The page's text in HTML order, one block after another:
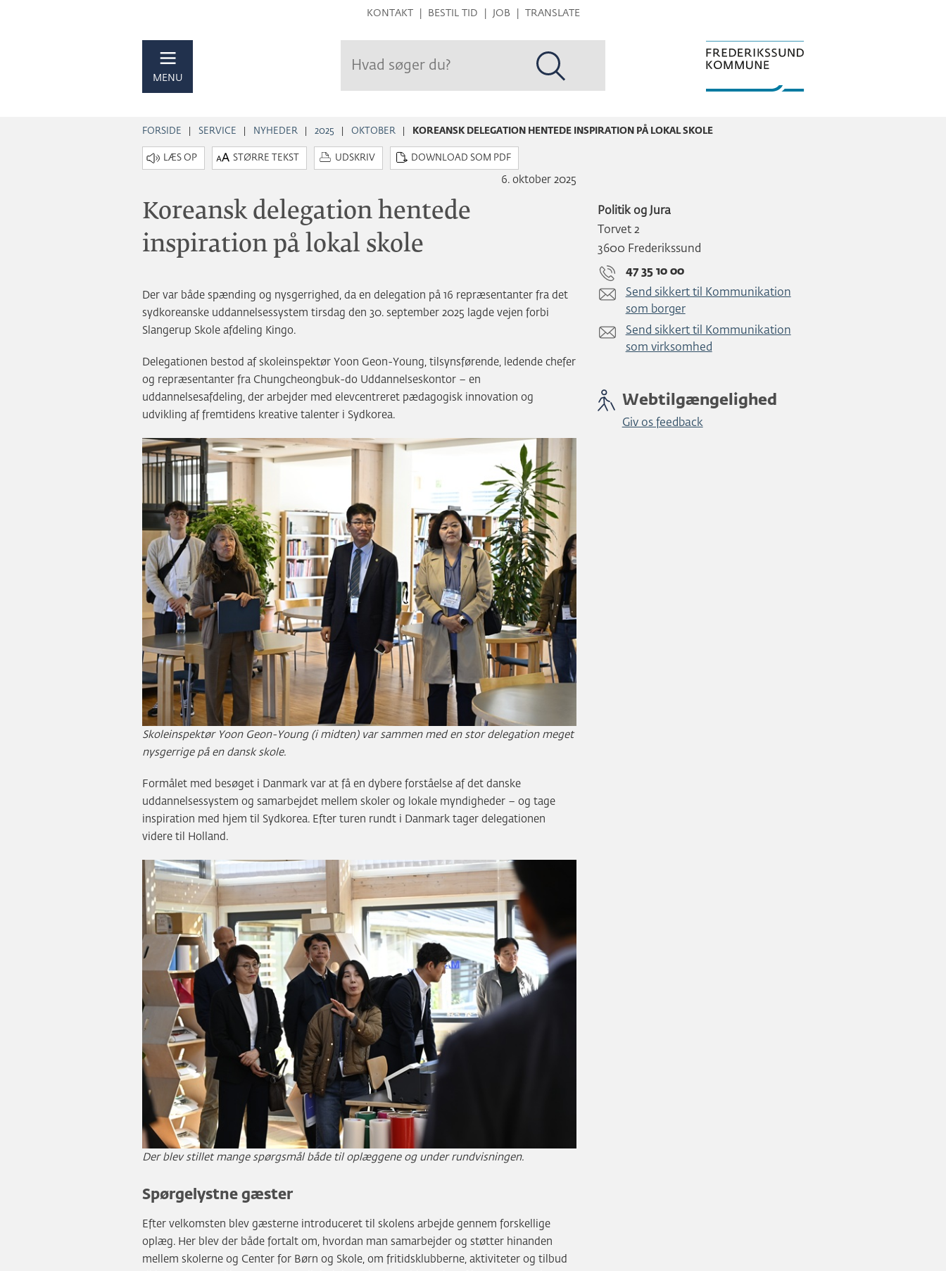
Hop
KONTAKT BESTIL TID JOB TRANSLATE
MENU
FORSIDE SERVICE NYHEDER 2025 OKTOBER KOREANSK DELEGATION HENTEDE INSPIRATION PÅ LOKAL SKOLE
STØRRE TEKST UDSKRIV DOWNLOAD SOM PDF
6. oktober 2025
Koreansk delegation hentede
inspiration på lokal skole
Der var både spænding og nysgerrighed, da en delegation på 16 repræsentanter fra det
sydkoreanske uddannelsessystem tirsdag den 30. september 2025 lagde vejen forbi
Slangerup Skole afdeling Kingo.
Delegationen bestod af skoleinspektør Yoon Geon-Young, tilsynsførende, ledende chefer
og repræsentanter fra Chungcheongbuk-do Uddannelseskontor – en
uddannelsesafdeling, der arbejder med elevcentreret pædagogisk innovation og
udvikling af fremtidens kreative talenter i Sydkorea.
Skoleinspektør Yoon Geon-Young (i midten) var sammen med en stor delegation meget
nysgerrige på en dansk skole.
Formålet med besøget i Danmark var at få en dybere forståelse af det danske
uddannelsessystem og samarbejdet mellem skoler og lokale myndigheder – og tage
inspiration med hjem til Sydkorea. Efter turen rundt i Danmark tager delegationen
videre til Holland.
Der blev stillet mange spørgsmål både til oplæggene og under rundvisningen.
Spørgelystne gæster
Efter velkomsten blev gæsterne introduceret til skolens arbejde gennem forskellige
oplæg. Her blev der både fortalt om, hvordan man samarbejder og støtter hinanden
mellem skolerne og Center for Børn og Skole, om fritidsklubberne, aktiviteter og tilbud
Politik og Jura
Torvet 2
3600 Frederikssund
47 35 10 00
Send sikkert til Kommunikation
som borger
Send sikkert til Kommunikation
som virksomhed
Webtilgængelighed
Giv os feedback